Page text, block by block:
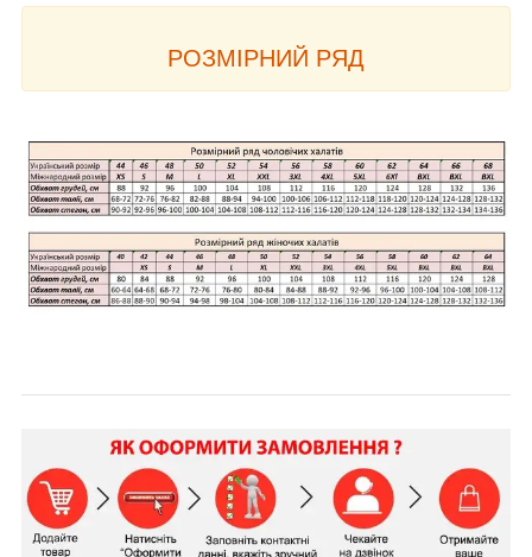
РОЗМІРНИЙ РЯД